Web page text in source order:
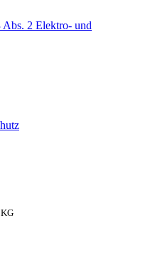
2 Elektro- und